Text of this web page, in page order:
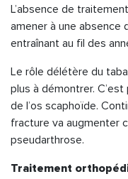
L’absence de
amener à une absence
entraînant au fil des
Le rôle délétère du
plus à démontrer.
de l’os scaphoïde.
fracture va augmenter
pseudarthrose.
Traitement